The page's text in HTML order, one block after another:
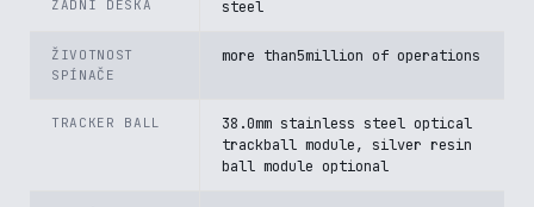
ZADNÍ DESKA
steel
ŽIVOTNOST
SPÍNAČE
more than5million of operations
TRACKER BALL
38.0mm stainless steel optical
trackball module, silver resin
ball module optional